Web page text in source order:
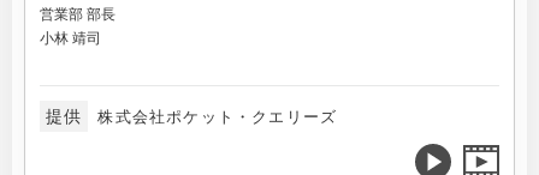
営業部 部長
小林 靖司
提供 株式会社ポケット・クエリーズ